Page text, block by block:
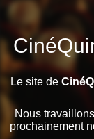
Le site de
Nous
prochainement